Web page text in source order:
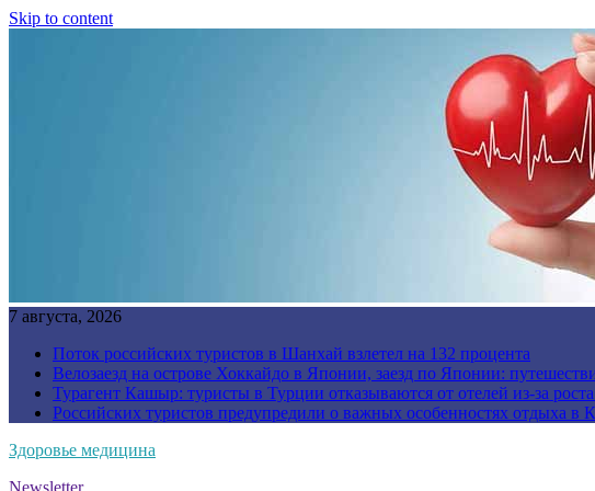
Skip to content
7 августа, 2026
Поток российских туристов в Шанхай взлетел на 132 процента
Велозаезд на острове Хоккайдо в Японии, заезд по Японии:
Турагент Кашыр: туристы в Турции отказываются от отелей из-за
Российских туристов предупредили о важных особенностях отдыха в
Здоровье медицина
Newsletter